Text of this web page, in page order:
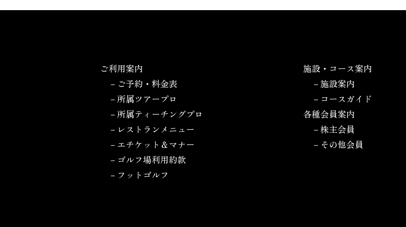
ご利用案内
－ご予約・料金表
－所属ツアープロ
－所属ティーチングプロ
－レストランメニュー
－エチケット＆マナー
－ゴルフ場利用約款
－フットゴルフ
施設・コース案内
－施設案内
－コースガイド
各種会員案内
－株主会員
－その他会員